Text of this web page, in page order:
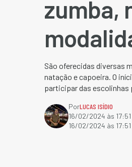
zumba,
São oferecidas diversas
natação e capoeira. O
participar das escolinhas
PorLUCAS ISÍDIO
16/02/2024 às 17:51
16/02/2024 às 17:51